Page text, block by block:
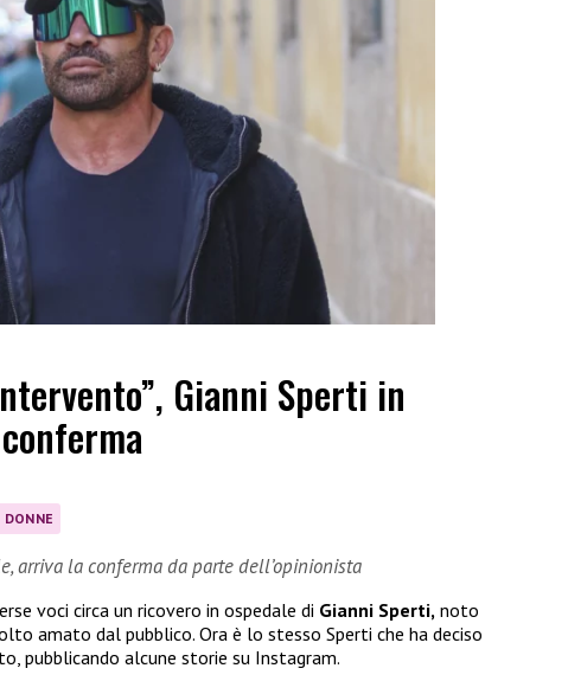
Gianni Sperti in
arriva la conferma da parte dell’opinionista
voci circa un ricovero in ospedale di Gianni Sperti, noto
amato dal pubblico. Ora è lo stesso Sperti che ha deciso
pubblicando alcune storie su Instagram.